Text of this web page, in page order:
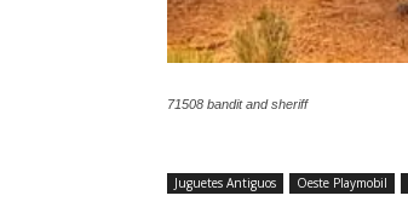
71508 bandit and sheriff
Juguetes Antiguos Oeste Playmobil